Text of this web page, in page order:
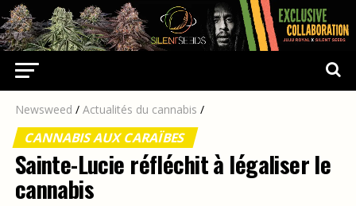
Newsweed / Actualités du cannabis /
CANNABIS AUX CARAÏBES
Sainte-Lucie réfléchit à légaliser le
cannabis